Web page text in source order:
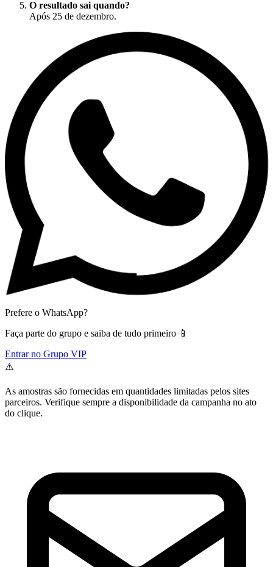
O resultado sai quando?
Após 25 de dezembro.
Prefere o WhatsApp?
Faça parte do grupo e saiba de tudo primeiro 📱
Entrar no Grupo VIP
⚠️
As amostras são fornecidas em quantidades limitadas pelos sites
parceiros. Verifique sempre a disponibilidade da campanha no ato
do clique.